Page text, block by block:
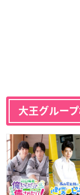
大王グルー